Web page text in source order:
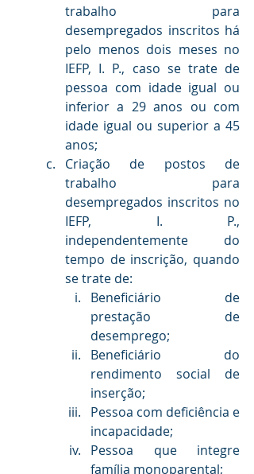
trabalho para
desempregados inscritos há
pelo menos dois meses no
IEFP, I. P., caso se trate de
pessoa com idade igual ou
inferior a 29 anos ou com
idade igual ou superior a 45
anos;
Criação de postos de
trabalho para
desempregados inscritos no
IEFP, I. P.,
independentemente do
tempo de inscrição, quando
se trate de:
Beneficiário de
prestação de
desemprego;
Beneficiário do
rendimento social de
inserção;
Pessoa com deficiência e
incapacidade;
Pessoa que integre
família monoparental;